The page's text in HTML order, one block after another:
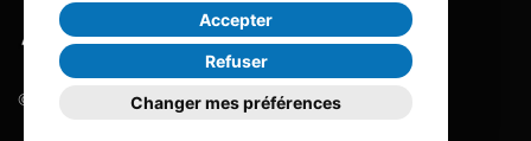
Accepter
Refuser
Changer mes préférences
© Copyright 2026. All Rights Reserved.